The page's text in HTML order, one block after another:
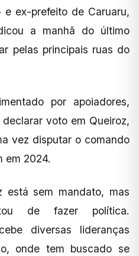
ex-prefeito de Caruaru,
a manhã do último
pelas principais ruas do
por apoiadores,
voto em Queiroz,
vez disputar o comando
em 2024.
está sem mandato, mas
de fazer política.
diversas lideranças
onde tem buscado se